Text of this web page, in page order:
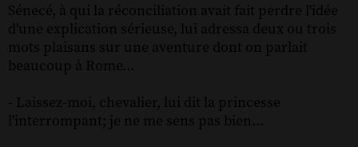
Sénecé, à qui la réconciliation avait fait perdre l'idée
d'une explication sérieuse, lui adressa deux ou trois
mots plaisans sur une aventure dont on parlait
beaucoup à Rome...
- Laissez-moi, chevalier, lui dit la princesse
l'interrompant; je ne me sens pas bien...